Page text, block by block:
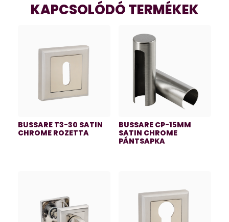
KAPCSOLÓDÓ TERMÉKEK
BUSSARE T3-30 SATIN
CHROME ROZETTA
BUSSARE CP-15MM
SATIN CHROME
PÁNTSAPKA